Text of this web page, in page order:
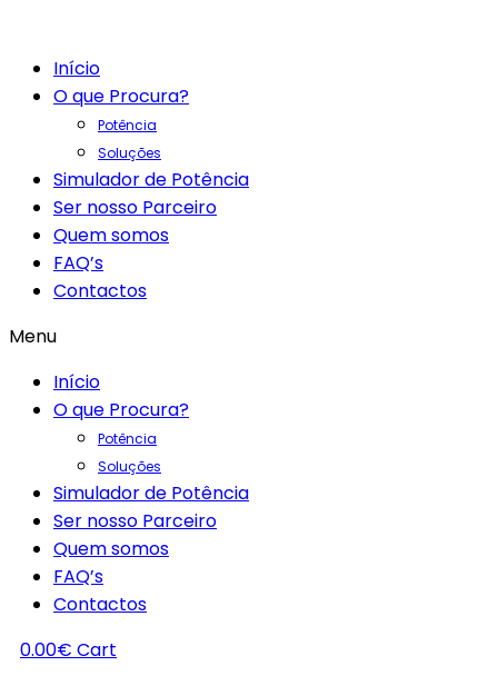
Início
O que Procura?
Potência
Soluções
Simulador de Potência
Ser nosso Parceiro
Quem somos
FAQ’s
Contactos
Menu
Início
O que Procura?
Potência
Soluções
Simulador de Potência
Ser nosso Parceiro
Quem somos
FAQ’s
Contactos
0.00€ Cart